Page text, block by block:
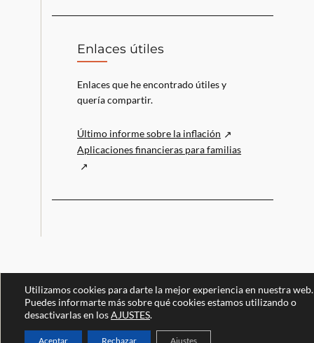
Enlaces útiles
Enlaces que he encontrado útiles y
quería compartir.
Último informe sobre la inflación
Aplicaciones financieras para familias
Utilizamos cookies para darte la mejor experiencia en nuestra web.
Puedes informarte más sobre qué cookies estamos utilizando o
desactivarlas en losAJUSTES.
Aceptar Rechazar Ajustes